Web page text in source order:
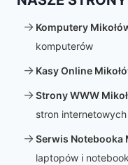
Komputery
komputerów
Kasy Online
Strony WWW
stron internetowych
Serwis Notebooka
laptopów i